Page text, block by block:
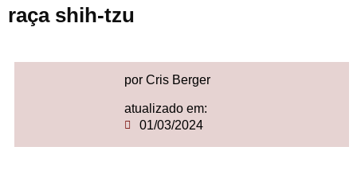
raça shih-tzu
por Cris Berger
atualizado em:
01/03/2024